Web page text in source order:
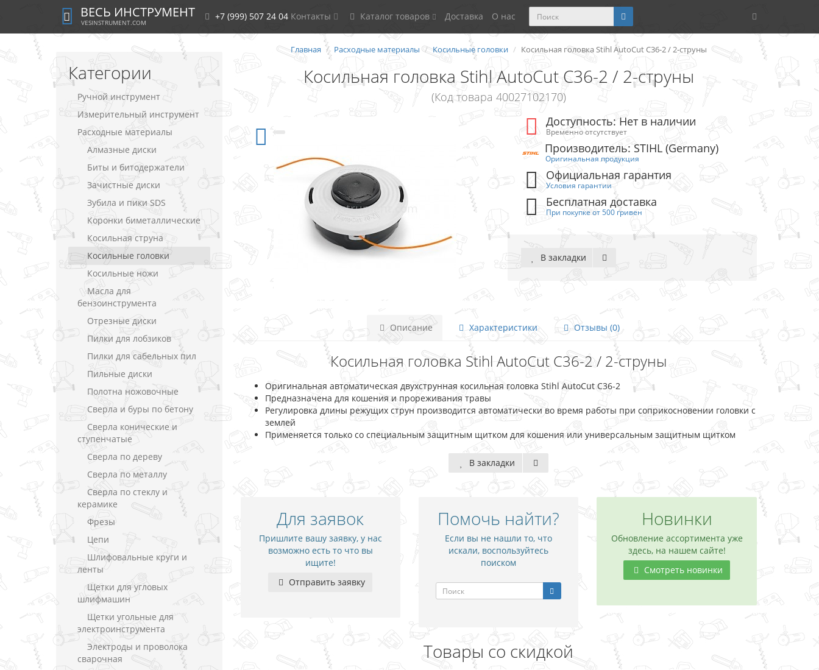
ВЕСЬ ИНСТРУМЕНТ
VESINSTRUMENT.COM
+7 (999) 507 24 04 Контакты Каталог товаров Доставка О нас
Категории
Ручной инструмент
Измерительный инструмент
Расходные материалы
Алмазные диски
Биты и битодержатели
Зачистные диски
Зубила и пики SDS
Коронки биметаллические
Косильная струна
Косильные головки
Косильные ножи
Масла для
бензоинструмента
Отрезные диски
Пилки для лобзиков
Пилки для сабельных пил
Пильные диски
Полотна ножовочные
Сверла и буры по бетону
Сверла конические и
ступенчатые
Сверла по дереву
Сверла по металлу
Сверла по стеклу и
керамике
Фрезы
Цепи
Шлифовальные круги и
ленты
Щетки для угловых
шлифмашин
Щетки угольные для
электроинструмента
Электроды и проволока
сварочная
Главная Расходные материалы Косильные головки Косильная головка Stihl AutoCut C36-2 / 2-струны
Косильная головка Stihl AutoCut C36-2 / 2-струны
(Код товара 40027102170)
Доступность: Нет в наличии
Временно отсутствует
Производитель: STIHL (Germany)
Оригинальная продукция
Официальная гарантия
Условия гарантии
Бесплатная доставка
При покупке от 500 гривен
В закладки
Описание Характеристики Отзывы (0)
Косильная головка Stihl AutoCut C36-2 / 2-струны
Оригинальная автоматическая двухструнная косильная головка Stihl AutoCut C36-2
Предназначена для кошения и прореживания травы
Регулировка длины режущих струн производится автоматически во время работы при соприкосновении головки с
землей
Применяется только со специальным защитным щитком для кошения или универсальным защитным щитком
В закладки
Для заявок
Пришлите вашу заявку, у нас
возможно есть то что вы
ищите!
Отправить заявку
Помочь найти?
Если вы не нашли то, что
искали, воспользуйтесь
поиском
Новинки
Обновление ассортимента уже
здесь, на нашем сайте!
Смотреть новинки
Товары со скидкой